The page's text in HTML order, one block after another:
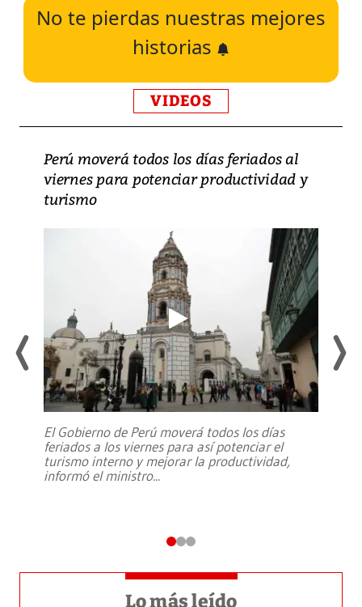
No te pierdas nuestras mejores
historias
VIDEOS
Perú moverá todos los días feriados al
viernes para potenciar productividad y
turismo
El Gobierno de Perú moverá todos los días
feriados a los viernes para así potenciar el
turismo interno y mejorar la productividad,
informó el ministro...
Lo más leído